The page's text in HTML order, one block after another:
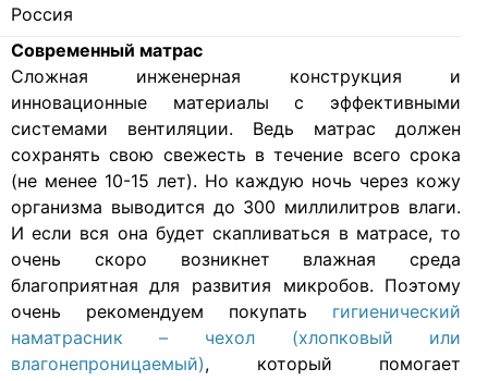
Россия
Современный матрас
Cложная инженерная конструкция и
инновационные материалы с эффективными
системами вентиляции. Ведь матрас должен
сохранять свою свежесть в течение всего срока
(не менее 10-15 лет). Но каждую ночь через кожу
организма выводится до 300 миллилитров влаги.
И если вся она будет скапливаться в матрасе, то
очень скоро возникнет влажная среда
благоприятная для развития микробов. Поэтому
очень рекомендуем покупать гигиенический
наматрасник – чехол (хлопковый или
влагонепроницаемый), который помогает